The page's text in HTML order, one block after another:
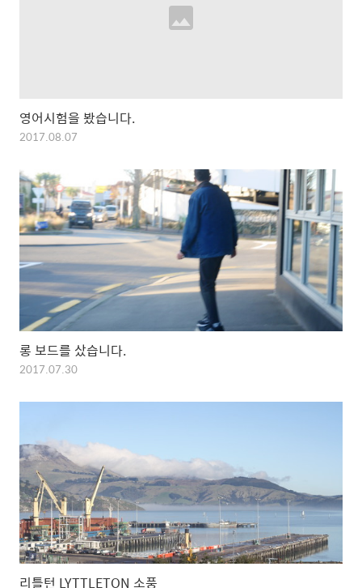
영어시험을 봤습니다.
2017.08.07
롱 보드를 샀습니다.
2017.07.30
리틀턴 LYTTLETON 소풍